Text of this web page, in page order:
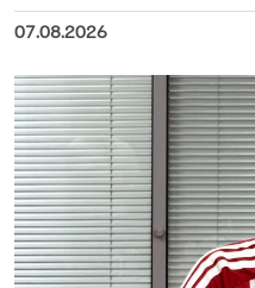
07.08.2026